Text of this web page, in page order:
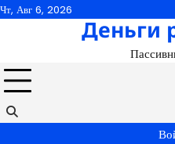
Перейти
Чт, Авг 6, 2026
Деньги